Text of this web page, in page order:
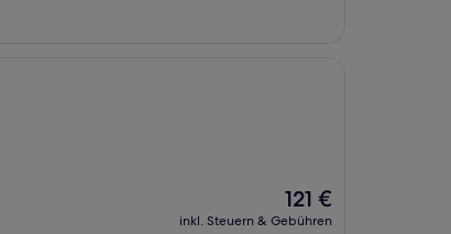
Der
Preis
121 €
inkl. Steuern & Gebühren